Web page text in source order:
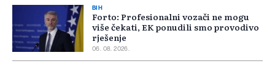
BIH
Forto: Profesionalni vozači ne mogu
više čekati, EK ponudili smo provodivo
rješenje
06. 08. 2026.